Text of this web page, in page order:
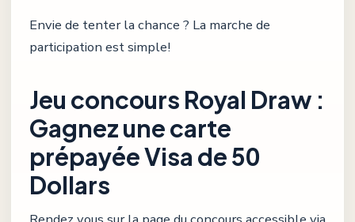
Envie de tenter la chance ? La marche de
participation est simple!
Jeu concours Royal Draw :
Gagnez une carte
prépayée Visa de 50
Dollars